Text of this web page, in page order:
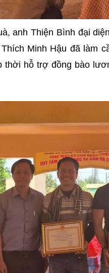
anh Thiện Bình đại
Minh Hậu đã làm
thời hỗ trợ đồng bào